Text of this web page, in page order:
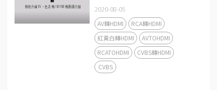
2020-08-05
AV轉HDMI
RCA轉HDMI
紅黃白轉HDMI
AVTOHDMI
RCATOHDMI
CVBS轉HDMI
CVBS